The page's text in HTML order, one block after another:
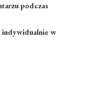
podczas
indywidualnie w